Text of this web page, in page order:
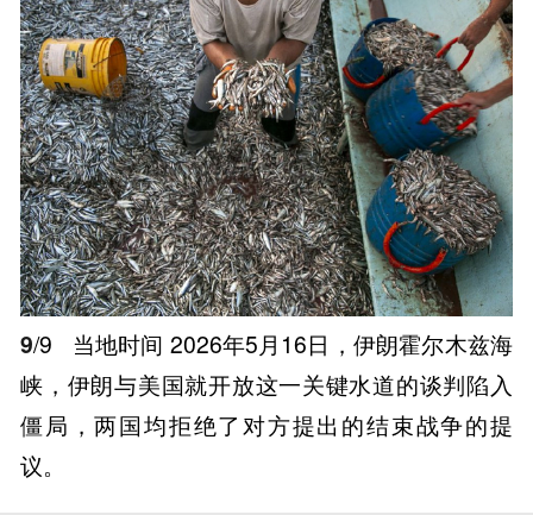
9/9
当地时间 2026年5月16日，伊朗霍尔木兹海
峡，伊朗与美国就开放这一关键水道的谈判陷入
僵局，两国均拒绝了对方提出的结束战争的提
议。